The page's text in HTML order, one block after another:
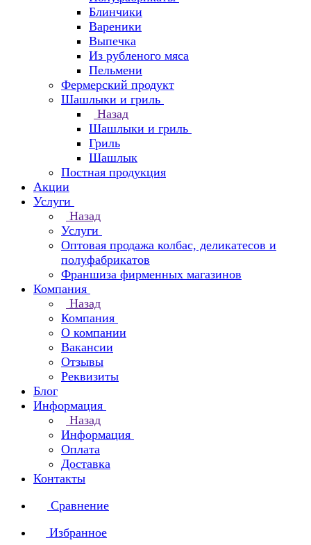
Блинчики
Вареники
Выпечка
Из рубленого мяса
Пельмени
Фермерский продукт
Шашлыки и гриль
Назад
Шашлыки и гриль
Гриль
Шашлык
Постная продукция
Акции
Услуги
Назад
Услуги
Оптовая продажа колбас, деликатесов и
полуфабрикатов
Франшиза фирменных магазинов
Компания
Назад
Компания
О компании
Вакансии
Отзывы
Реквизиты
Блог
Информация
Назад
Информация
Оплата
Доставка
Контакты
Сравнение
Избранное